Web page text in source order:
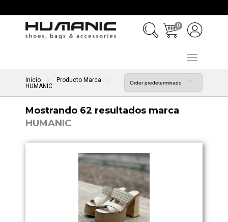
0
Inicio
Producto Marca
HUMANIC
Mostrando 62 resultados marca
HUMANIC